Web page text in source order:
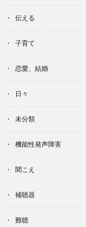
伝える
子育て
恋愛、結婚
日々
未分類
機能性発声障害
聞こえ
補聴器
難聴